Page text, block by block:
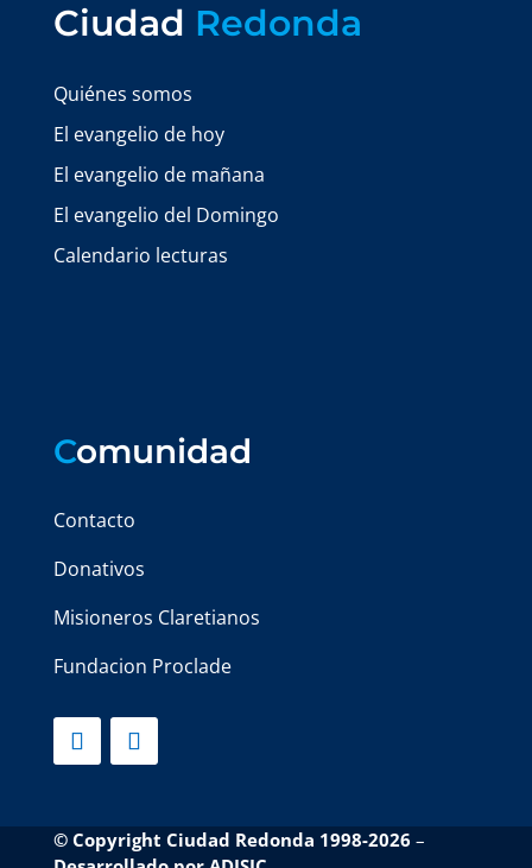
Ciudad Redonda
Quiénes somos
El evangelio de hoy
El evangelio de mañana
El evangelio del Domingo
Calendario lecturas
Comunidad
Contacto
Donativos
Misioneros Claretianos
Fundacion Proclade
© Copyright Ciudad Redonda 1998-2026 –